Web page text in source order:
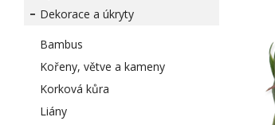
Dekorace a úkryty
Bambus
Kořeny, větve a kameny
Korková kůra
Liány